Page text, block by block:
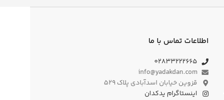
اطلاعات تماس با ما
۰۲۸۳۳۲۲۲۶۶۵
info@yadakdan.com
قزوین خیابان اسدآبادی پلاک ۵۲۹
اینستاگرام یدکدان